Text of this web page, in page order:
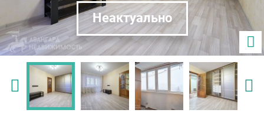
Неактуально